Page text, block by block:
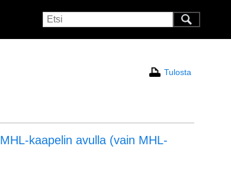
Tulosta
MHL-kaapelin avulla (vain MHL-